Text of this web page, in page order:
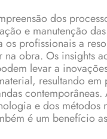
dos
e manutenção
os profissionais a
na obra. Os insights
levar a
resultando em
e dos métodos
é um benefício